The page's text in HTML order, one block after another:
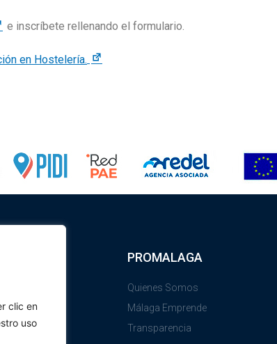
clic en
uso
e inscríbete rellenando el formulario.
PROMALAGA
Quienes Somos
Málaga Emprende
Transparencia